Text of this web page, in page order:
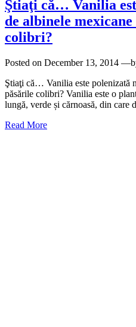
Ştiaţi că… Vanilia
de albinele
colibri?
Posted on December 13, 2014
Ştiaţi că… Vanilia este polenizată
păsările colibri? Vanilia este o
lungă, verde și cărnoasă, din care
Read More